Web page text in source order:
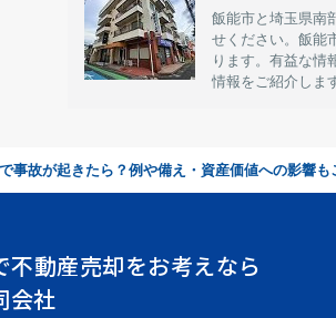
飯能市と埼玉県南
せください。飯能
ります。有益な情
情報をご紹介しま
事故が起きたら？例や備え・資産価値への影響も
不動産売却をお考えなら
会社